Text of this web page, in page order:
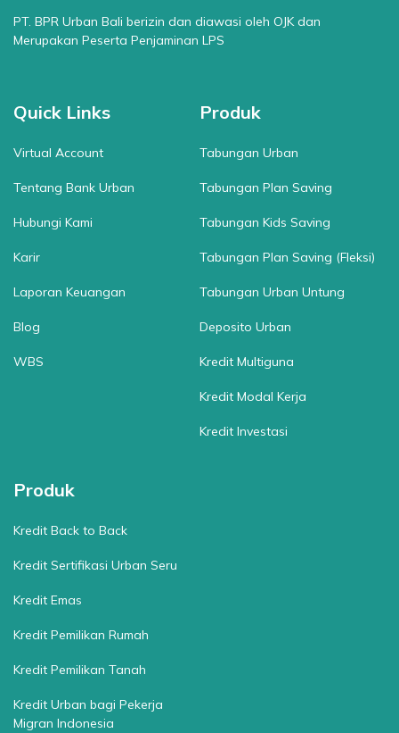
PT. BPR Urban Bali berizin dan diawasi oleh OJK dan
Merupakan Peserta Penjaminan LPS
Quick Links
Virtual Account
Tentang Bank Urban
Hubungi Kami
Karir
Laporan Keuangan
Blog
WBS
Produk
Tabungan Urban
Tabungan Plan Saving
Tabungan Kids Saving
Tabungan Plan Saving (Fleksi)
Tabungan Urban Untung
Deposito Urban
Kredit Multiguna
Kredit Modal Kerja
Kredit Investasi
Produk
Kredit Back to Back
Kredit Sertifikasi Urban Seru
Kredit Emas
Kredit Pemilikan Rumah
Kredit Pemilikan Tanah
Kredit Urban bagi Pekerja
Migran Indonesia